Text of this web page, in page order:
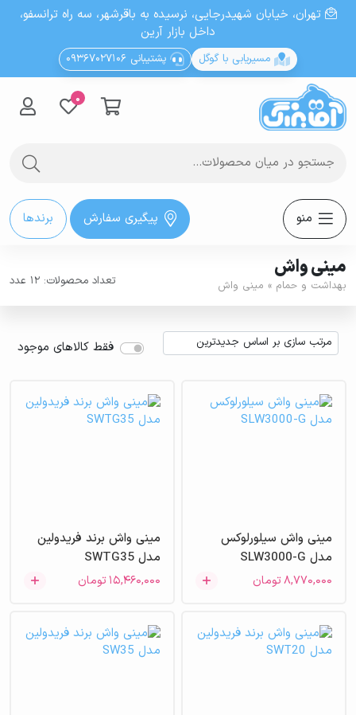
تهران، خيابان شهيدرجايى، نرسیده به باقرشهر، سه راه ترانسفو،
داخل بازار آرین
مسیریابی با گوگل پشتیبانی 09367027106
0
منو پیگیری سفارش برندها
مینی واش
بهداشت و حمام » مینی واش تعداد محصولات: 12 عدد
فقط کالاهای موجود
مینی واش سیلورلوکس
مدل SLW3000-G
۸,۷۷۰,۰۰۰تومان
مینی واش برند فریدولین
مدل SWTG35
۱۵,۴۶۰,۰۰۰تومان